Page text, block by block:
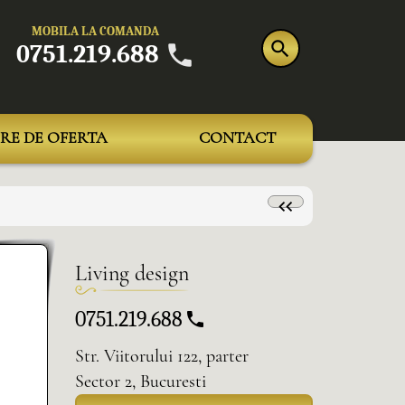
MOBILA LA COMANDA
0751.219.688
DE OFERTA CONTACT
Living design
0751.219.688
Str. Viitorului 122, parter
Sector 2, Bucuresti